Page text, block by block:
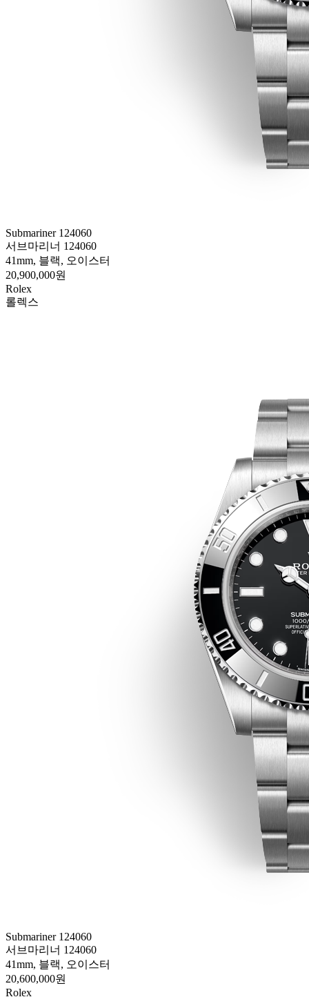
Submariner 124060
서브마리너 124060
41mm, 블랙, 오이스터
20,900,000원
Rolex
롤렉스
Submariner 124060
서브마리너 124060
41mm, 블랙, 오이스터
20,600,000원
Rolex